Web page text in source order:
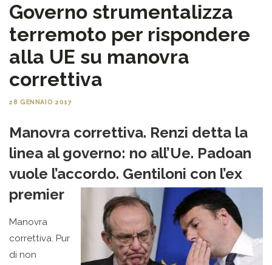
Governo strumentalizza
terremoto per rispondere
alla UE su manovra
correttiva
28 GENNAIO 2017
Manovra correttiva. Renzi detta la
linea al governo: no all’Ue. Padoan
vuole l’accordo. Gentiloni con l’ex
premier
Manovra
correttiva. Pur
di non